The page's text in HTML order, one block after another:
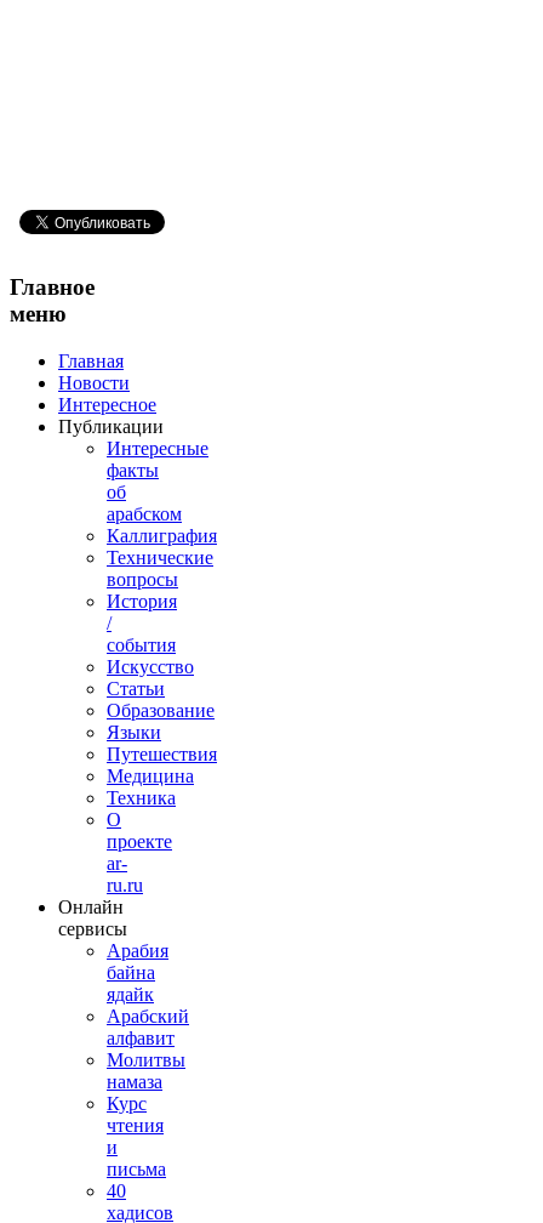
Главное
меню
Главная
Новости
Интересное
Публикации
Интересные
факты
об
арабском
Каллиграфия
Технические
вопросы
История
/
события
Искусство
Статьи
Образование
Языки
Путешествия
Медицина
Техника
О
проекте
ar-
ru.ru
Онлайн
сервисы
Арабия
байна
ядайк
Арабский
алфавит
Молитвы
намаза
Курс
чтения
и
письма
40
хадисов